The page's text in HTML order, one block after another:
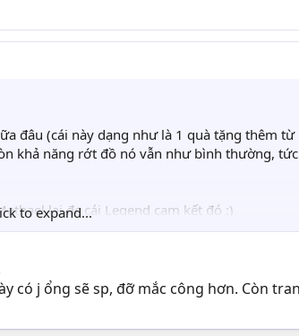
đâu (cái này dạng như là 1 quà tặng thêm
khả năng rớt đồ nó vẫn như bình thường,
lại đc cái Legend cam kết đó :)
hồi D3 mới ra, nếu tính giá = $ Sing thì nó
khỏe, mất tí công chuyển tiền (sẽ nhanh
chút (nhưng mua bằng thẻ của mình thì sau
to expand...
có j ổng sẽ sp, đỡ mắc công hơn. Còn